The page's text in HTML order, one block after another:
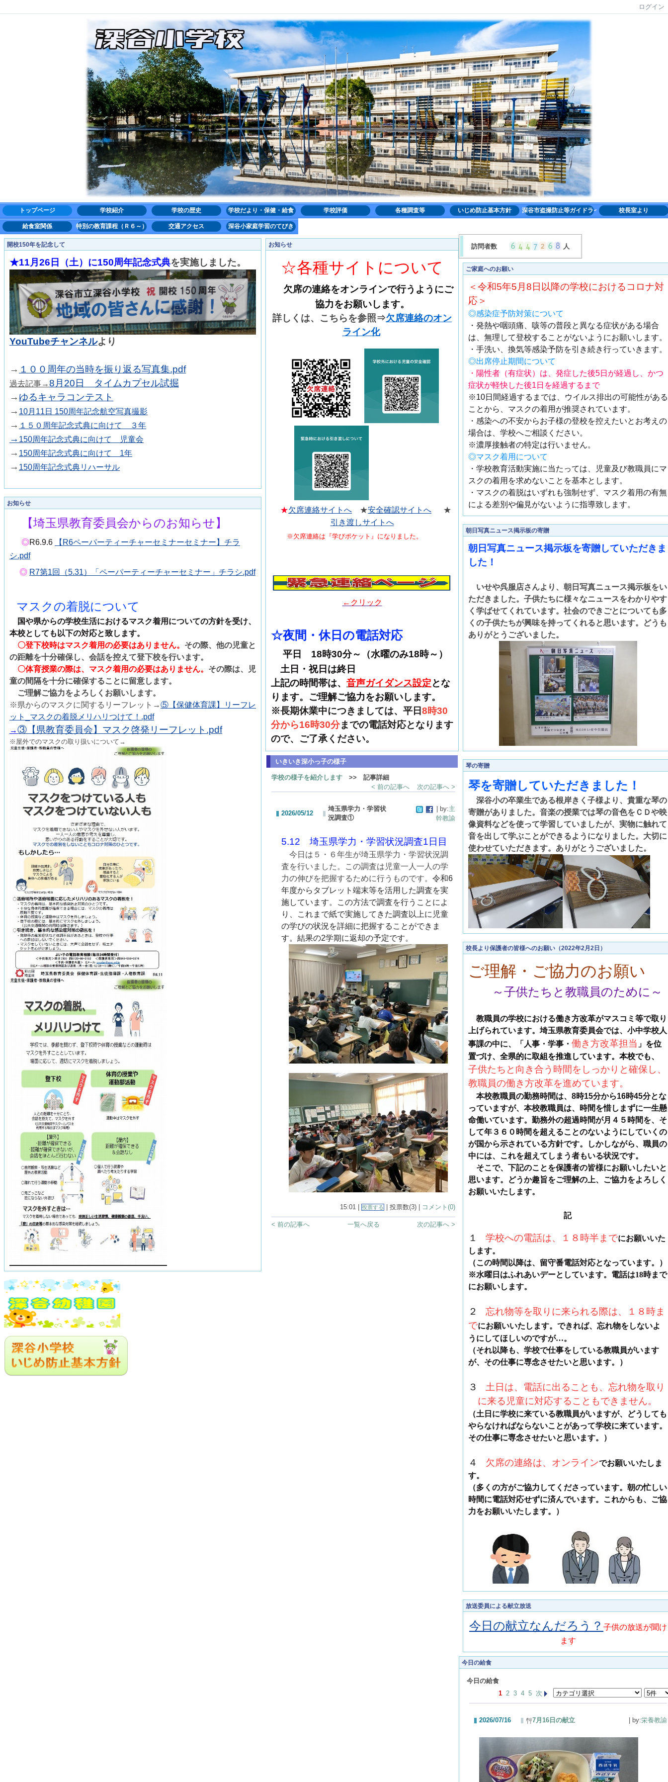
ログイン
トップページ 学校紹介 学校の歴史 学校だより・保健・給食 学校評価 各種調査等 いじめ防止基本方針 深谷市盗撮防止等ガイドライン 校長室より
給食室関係 特別の教育課程（Ｒ６～） 交通アクセス 深谷小家庭学習のてびき
開校150年を記念して
★11月26日（土）に150周年記念式典を実施しました。
YouTubeチャンネルより
→ １００周年の当時を振り返る写真集.pdf
過去記事→8月20日 タイムカプセル試掘
→ ゆるキャラコンテスト
→ 10月11日 150周年記念航空写真撮影
→ １５０周年記念式典に向けて ３年
→ 150周年記念式典に向けて 児童会
→ 150周年記念式典に向けて 1年
→ 150周年記念式典リハーサル
お知らせ
【埼玉県教育委員会からのお知らせ】
◎R6.9.6
【R6ペーパーティーチャーセミナーセミナー】チラ
シ.pdf
◎ R7第1回（5.31）「ペーパーティーチャーセミナー」チラシ.pdf
マスクの着脱について
国や県からの学校生活におけるマスク着用についての方針を受け、
本校としても以下の対応と致します。
〇登下校時はマスク着用の必要はありません。 その際、他の児童と
の距離を十分確保し、会話を控えて登下校を行います。
〇体育授業の際は、マスク着用の必要はありません。 その際は、児
童の間隔を十分に確保することに留意します。
ご理解ご協力をよろしくお願いします。
※県からのマスクに関するリーフレット→⑤【保健体育課】リーフレ
ット_マスクの着脱メリハリつけて！.pdf
→③【県教育委員会】マスク啓発リーフレット.pdf
※屋外でのマスクの取り扱いについて→
お知らせ
☆各種サイトについて
欠席の連絡をオンラインで行うようにご
協力をお願いします。
詳しくは、こちらを参照⇒欠席連絡のオン
ライン化
★欠席連絡サイトへ ★安全確認サイトへ ★
引き渡しサイトへ
※欠席連絡は『学びポケット』になりました。
←クリック
☆夜間・休日の電話対応
平日 18時30分～（水曜のみ18時～）
土日・祝日は終日
上記の時間帯は、 音声ガイダンス設定とな
ります。ご理解ご協力をお願いします。
※長期休業中につきましては、平日8時30
分から16時30分までの電話対応となります
ので、ご了承ください。
いきいき深小っ子の様子
学校の様子を紹介します >> 記事詳細
< 前の記事へ
次の記事へ >
2026/05/12
埼玉県学力・学習状
況調査①
| by:主
幹教諭
5.12 埼玉県学力・学習状況調査1日目
今日は５・６年生が埼玉県学力・学習状況調
査を行いました。この調査は児童一人一人の学
力の伸びを把握するために行うものです。 令和6
年度からタブレット端末等を活用した調査を実
施しています。この方法で調査を行うことによ
り、これまで紙で実施してきた調査以上に児童
の学びの状況を詳細に把握することができま
す。結果の2学期に返却の予定です。
15:01 | 投票する | 投票数(3) | コメント(0)
< 前の記事へ 次の記事へ >
一覧へ戻る
訪問者数 人
ご家庭へのお願い
＜令和5年5月8日以降の学校におけるコロナ対
応＞
◎感染症予防対策について
・発熱や咽頭痛、咳等の普段と異なる症状がある場合
は、無理して登校することがないようにお願いします。
・手洗い、換気等感染予防を引き続き行っていきます。
◎出席停止期間について
・陽性者（有症状）は、発症した後5日が経過し、かつ
症状が軽快した後1日を経過するまで
※10日間経過するまでは、ウイルス排出の可能性がある
ことから、マスクの着用が推奨されています。
・感染への不安からお子様の登校を控えたいとお考えの
場合は、学校へご相談ください。
※濃厚接触者の特定は行いません。
◎マスク着用について
・学校教育活動実施に当たっては、児童及び教職員にマ
スクの着用を求めないことを基本とします。
・マスクの着脱はいずれも強制せず、マスク着用の有無
による差別や偏見がないように指導致します。
朝日写真ニュース掲示板の寄贈
朝日写真ニュース掲示板を寄贈していただきま
した！
いせや呉服店さんより、朝日写真ニュース掲示板をい
ただきました。子供たちに様々なニュースをわかりやす
く学ばせてくれています。社会のできごとについても多
くの子供たちが興味を持ってくれると思います。どうも
ありがとうございました。
琴の寄贈
琴を寄贈していただきました！
深谷小の卒業生である根岸きく子様より、貴重な琴の
寄贈がありました。音楽の授業では琴の音色をＣＤや映
像資料などを使って学習していましたが、実物に触れて
音を出して学ぶことができるようになりました。大切に
使わせていただきます。ありがとうございました。
校長より保護者の皆様へのお願い（2022年2月2日）
ご理解・ご協力のお願い
～子供たちと教職員のために～
教職員の学校における働き方改革がマスコミ等で取り
上げられています。埼玉県教育委員会では、小中学校人
事課の中に、「人事・学事・ 働き方改革担当 」を位
置づけ、全県的に取組を推進しています。本校でも、
子供たちと向き合う時間をしっかりと確保し、
教職員の働き方改革を進めています。
本校教職員の勤務時間は、 8時15分から16時45分とな
っていますが、本校教職員は、時間を惜しまずに一生懸
命働いています。勤務外の超過時間が月４５時間を、そ
して年３６０時間を超えることのないようにしていくの
が国から示されている方針です。しかしながら、職員の
中には、これを超えてしまう者もいる状況です。
そこで、下記のことを保護者の皆様にお願いしたいと
思います。どうか趣旨をご理解の上、ご協力をよろしく
お願いいたします。
記
１ 学校への電話は、１８時半までにお願いいた
します。
（この時間以降は、留守番電話対応となっています。）
※水曜日はふれあいデーとしています。電話は18時まで
にお願いします。
２
忘れ物等を取りに来られる際は、１８時ま
でにお願いいたします。できれば、忘れ物をしないよ
うにしてほしいのですが…。
（それ以降も、学校で仕事をしている教職員がいます
が、その仕事に専念させたいと思います。）
３ 土 日 は、電話に出ることも、忘れ物を取り
に来る児童に対応することもできません。
（土日に学校に来ている教職員がいますが、どうしても
やらなければならないことがあって学校に来ています。
その仕事に専念させたいと思います。）
４ 欠席の連絡は、オンラインでお願いいたしま
す。
（多くの方がご協力してくださっています。朝の忙しい
時間に電話対応せずに済んでいます。これからも、ご協
力をお願いいたします。）
放送委員による献立放送
今日の献立なんだろう？ 子供の放送が聞け
ます
今日の給食
今日の給食
1 2 3 4 5 次
2026/07/16 7月16日の献立 | by:栄養教諭